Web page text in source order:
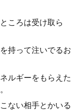
ころは受け取ら
持って注いでるお
ルギーをもらえた
ない相手とかいる